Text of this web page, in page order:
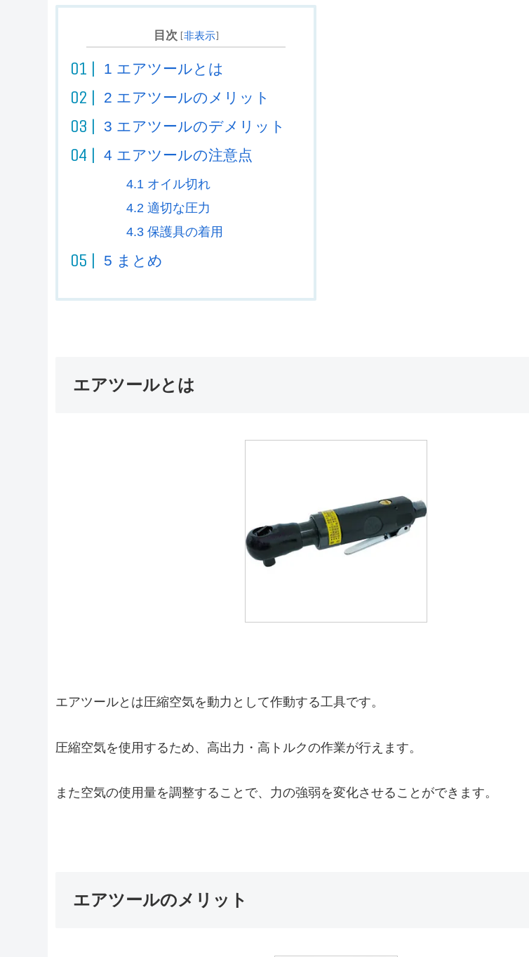
目次 [非表示]
1 エアツールとは
2 エアツールのメリット
3 エアツールのデメリット
4 エアツールの注意点
4.1 オイル切れ
4.2 適切な圧力
4.3保護具の着用
5 まとめ
エアツールとは
エアツールとは圧縮空気を動力として作動する工具です。
圧縮空気を使用するため、高出力・高トルクの作業が行えます。
また空気の使用量を調整することで、力の強弱を変化させることができます。
エアツールのメリット